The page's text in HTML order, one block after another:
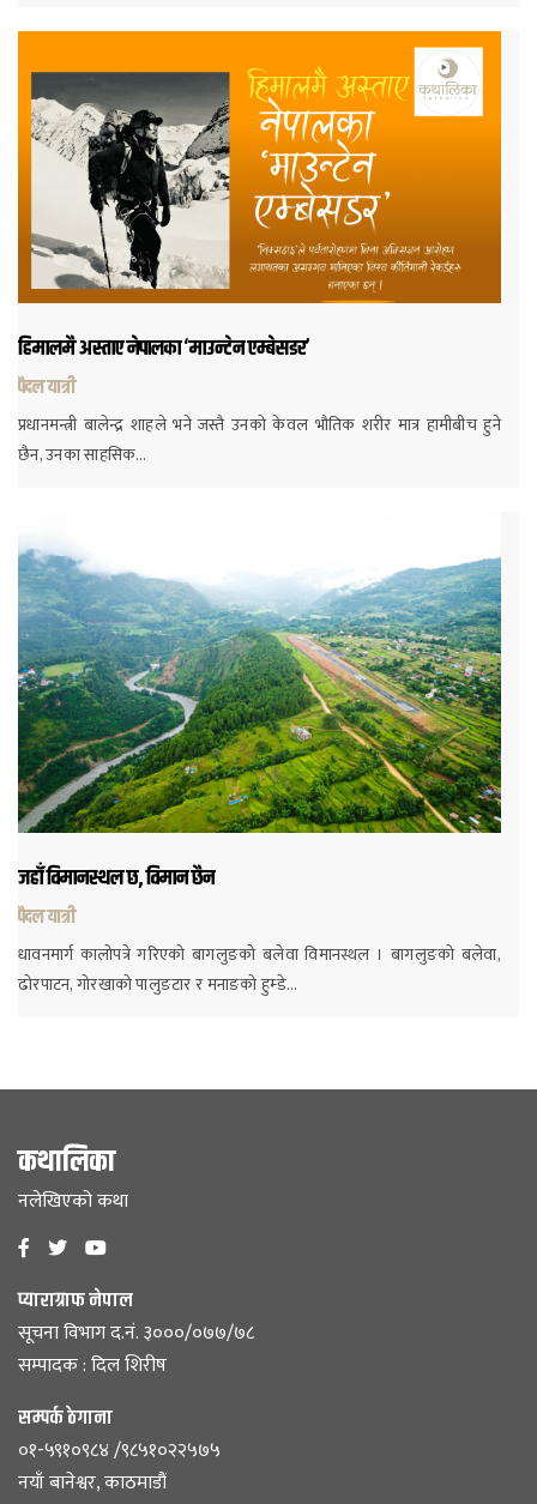
हिमालमै अस्ताए नेपालका ‘माउन्टेन एम्बेसडर’
पैदल यात्री
प्रधानमन्त्री बालेन्द्र शाहले भने जस्तै उनको केवल भौतिक शरीर मात्र हामीबीच हुने
छैन, उनका साहसिक…
जहाँ विमानस्थल छ, विमान छैन
पैदल यात्री
धावनमार्ग कालोपत्रे गरिएको बागलुङको बलेवा विमानस्थल । बागलुङको बलेवा,
ढोरपाटन, गोरखाको पालुङटार र मनाङको हुम्डे…
कथालिका
नलेखिएको कथा
प्याराग्राफ नेपाल
सूचना विभाग द.नं. ३०००/०७७/७८
सम्पादक : दिल शिरीष
सम्पर्क ठेगाना
०१-५९१०९८४ /९८५१०२२५७५
नयाँ बानेश्वर, काठमाडौं